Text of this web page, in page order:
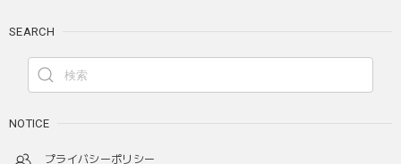
SEARCH
NOTICE
プライバシーポリシー